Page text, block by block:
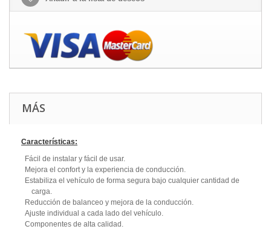
MÁS
Características:
Fácil de instalar y fácil de usar.
Mejora el confort y la experiencia de conducción.
Estabiliza el vehículo de forma segura bajo cualquier cantidad de
carga.
Reducción de balanceo y mejora de la conducción.
Ajuste individual a cada lado del vehículo.
Componentes de alta calidad.